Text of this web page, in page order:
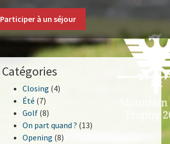
Participer à un séjour
Catégories
Closing (4)
Été (7)
Golf(8)
On part quand ? (13)
Opening (8)